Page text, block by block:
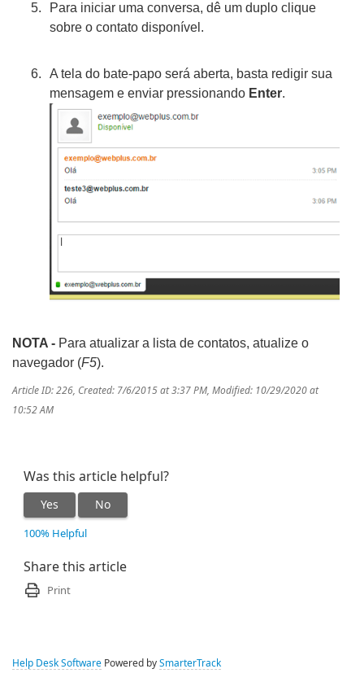
Para iniciar uma conversa, dê um duplo clique
sobre o contato disponível.
A tela do bate-papo será aberta, basta redigir sua
mensagem e enviar pressionando Enter.
NOTA - Para atualizar a lista de contatos, atualize o
navegador (F5).
Article ID: 226, Created: 7/6/2015 at 3:37 PM, Modified: 10/29/2020 at
10:52 AM
Was this article helpful?
Yes No
100% Helpful
Share this article
Print
Help Desk Software Powered by SmarterTrack